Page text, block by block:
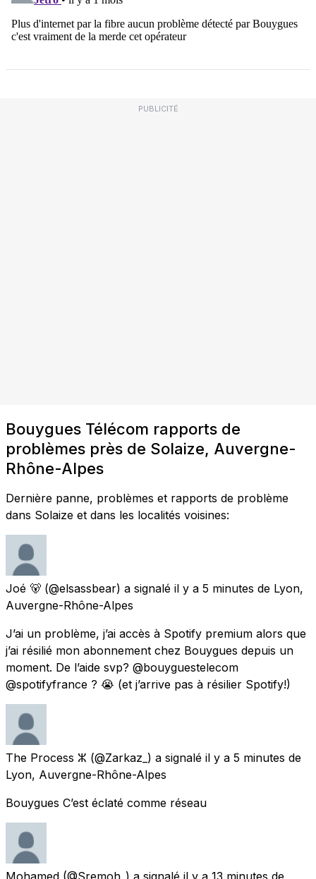
PUBLICITÉ
Bouygues Télécom rapports de
problèmes près de Solaize, Auvergne-
Rhône-Alpes
Dernière panne, problèmes et rapports de problème
dans Solaize et dans les localités voisines:
Joé 🐻 (@elsassbear) a signalé il y a 5 minutes de Lyon,
Auvergne-Rhône-Alpes
J’ai un problème, j’ai accès à Spotify premium alors que
j’ai résilié mon abonnement chez Bouygues depuis un
moment. De l’aide svp? @bouyguestelecom
@spotifyfrance ? 😭 (et j’arrive pas à résilier Spotify!)
The Process ⵣ (@Zarkaz_) a signalé il y a 5 minutes de
Lyon, Auvergne-Rhône-Alpes
Bouygues C’est éclaté comme réseau
Mohamed (@Sremoh_) a signalé il y a 13 minutes de